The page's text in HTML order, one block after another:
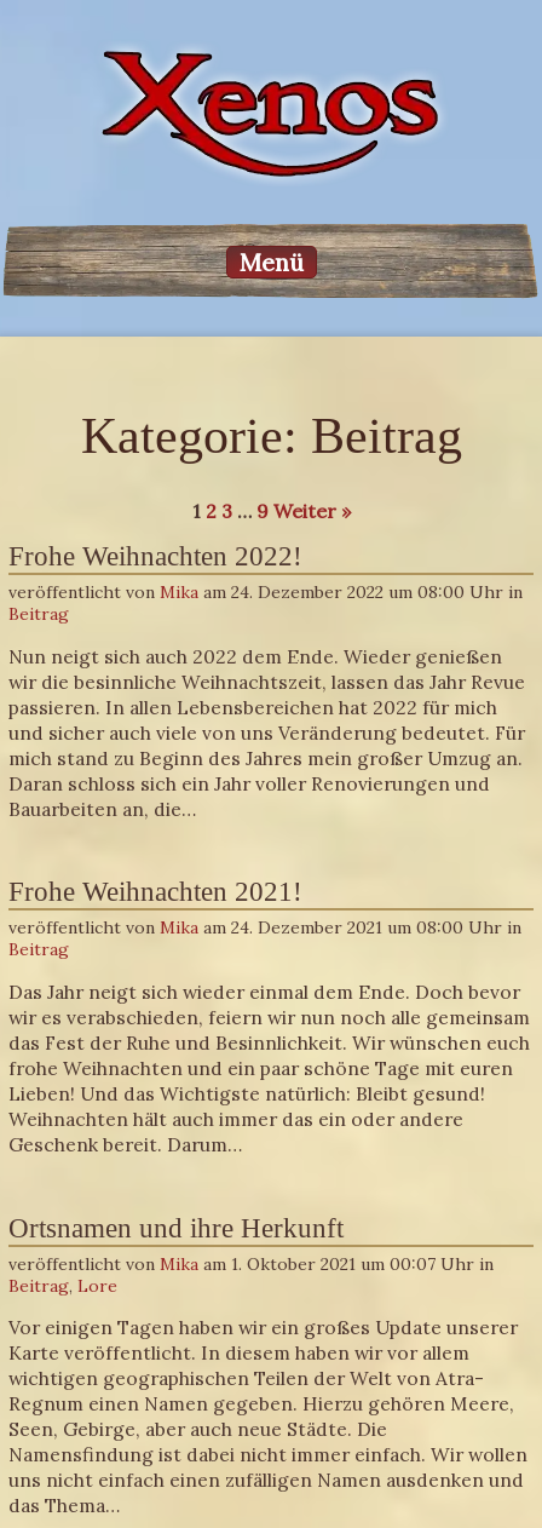
Menü
Kategorie: Beitrag
1 2 3 … 9 Weiter »
Frohe Weihnachten 2022!
veröffentlicht vonMika am 24. Dezember 2022 um 08:00 Uhr in
Beitrag
Nun neigt sich auch 2022 dem Ende. Wieder genießen
wir die besinnliche Weihnachtszeit, lassen das Jahr Revue
passieren. In allen Lebensbereichen hat 2022 für mich
und sicher auch viele von uns Veränderung bedeutet. Für
mich stand zu Beginn des Jahres mein großer Umzug an.
Daran schloss sich ein Jahr voller Renovierungen und
Bauarbeiten an, die…
Frohe Weihnachten 2021!
veröffentlicht vonMika am 24. Dezember 2021 um 08:00 Uhr in
Beitrag
Das Jahr neigt sich wieder einmal dem Ende. Doch bevor
wir es verabschieden, feiern wir nun noch alle gemeinsam
das Fest der Ruhe und Besinnlichkeit. Wir wünschen euch
frohe Weihnachten und ein paar schöne Tage mit euren
Lieben! Und das Wichtigste natürlich: Bleibt gesund!
Weihnachten hält auch immer das ein oder andere
Geschenk bereit. Darum…
Ortsnamen und ihre Herkunft
veröffentlicht vonMika am 1. Oktober 2021 um 00:07 Uhr in
Beitrag,Lore
Vor einigen Tagen haben wir ein großes Update unserer
Karte veröffentlicht. In diesem haben wir vor allem
wichtigen geographischen Teilen der Welt von Atra-
Regnum einen Namen gegeben. Hierzu gehören Meere,
Seen, Gebirge, aber auch neue Städte. Die
Namensfindung ist dabei nicht immer einfach. Wir wollen
uns nicht einfach einen zufälligen Namen ausdenken und
das Thema…